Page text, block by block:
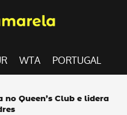
WTA PORTUGAL
Queen’s Club e lidera